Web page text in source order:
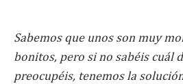
Sabemos que unos son muy
bonitos, pero si no sabéis cuál
preocupéis, tenemos la